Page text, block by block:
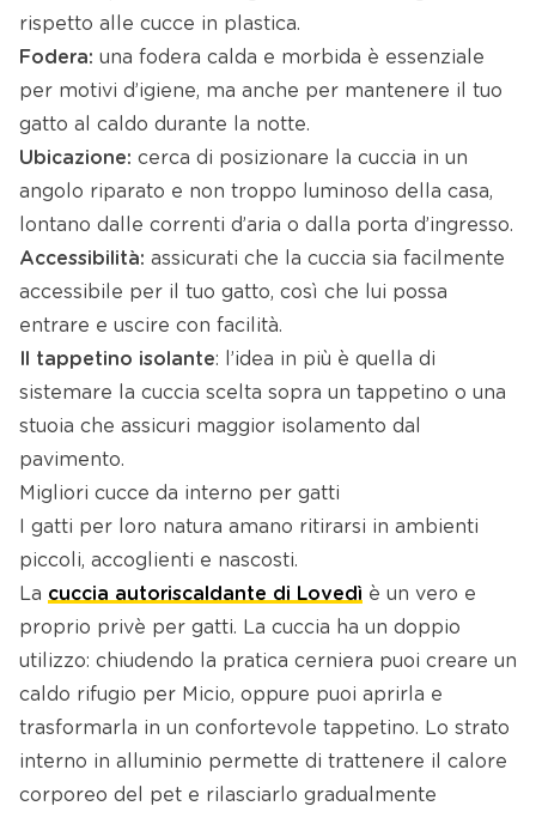
rispetto alle cucce in plastica.
Fodera: una fodera calda e morbida è essenziale
per motivi d’igiene, ma anche per mantenere il tuo
gatto al caldo durante la notte.
Ubicazione: cerca di posizionare la cuccia in un
angolo riparato e non troppo luminoso della casa,
lontano dalle correnti d’aria o dalla porta d’ingresso.
Accessibilità: assicurati che la cuccia sia facilmente
accessibile per il tuo gatto, così che lui possa
entrare e uscire con facilità.
Il tappetino isolante: l’idea in più è quella di
sistemare la cuccia scelta sopra un tappetino o una
stuoia che assicuri maggior isolamento dal
pavimento.
Migliori cucce da interno per gatti
I gatti per loro natura amano ritirarsi in ambienti
piccoli, accoglienti e nascosti.
La cuccia autoriscaldante di Lovedì è un vero e
proprio privè per gatti. La cuccia ha un doppio
utilizzo: chiudendo la pratica cerniera puoi creare un
caldo rifugio per Micio, oppure puoi aprirla e
trasformarla in un confortevole tappetino. Lo strato
interno in alluminio permette di trattenere il calore
corporeo del pet e rilasciarlo gradualmente